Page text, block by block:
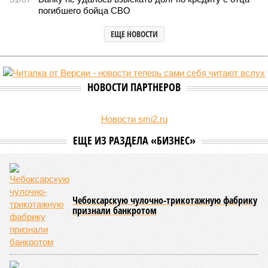
В регионе учреждены удостоверения мастеров спорта по борьбе керешу
(фото: wikimedia commons/Ilsurikat)
В Чувашской Республике последовательно реализуются меры,
направленные на повышение статуса и институциональное
развитие национальной борьбы на поясах керешу.
Региональные власти не ограничились
дисциплины в качестве приоритетной, но также утвердили
официальную систему спортивных званий и
соответствующие положения и образцы наградных
атрибутов на уровне правительства субъекта. Согласно
обнародованным материалам, введены удостоверения и
нагрудные знаки мастера спорта Чувашии международного
класса по керешу, а также мастера спорта Чувашии.
Параллельно с этим разработана полная разрядная сетка
по керешу, охватывающая все ступени от третьего
юношеского разряда до уровня кандидата в мастера